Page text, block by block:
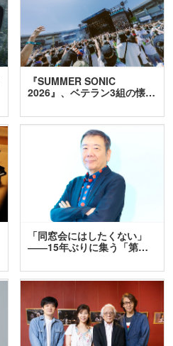
『SUMMER SONIC
2026』、ベテラン3組の懐…
「同窓会にはしたくない」
――15年ぶりに集う「第…